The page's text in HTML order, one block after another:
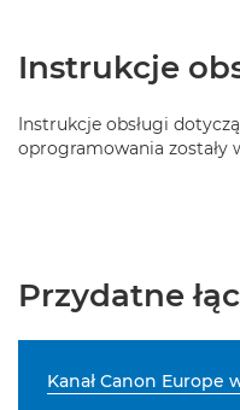
Instrukcje
Instrukcje obsługi
oprogramowania zostały
Przydatne
Kanał Canon Europe